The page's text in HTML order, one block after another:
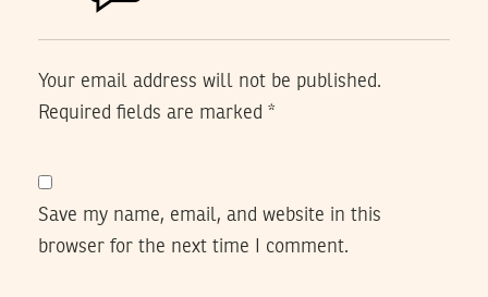
Your email address will not be published.
Required fields are marked *
Save my name, email, and website in this
browser for the next time I comment.